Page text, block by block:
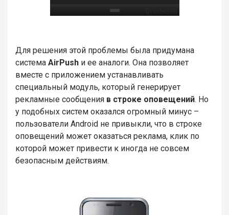
Для решения этой проблемы была придумана
система AirPush и ее аналоги. Она позволяет
вместе с приложением устанавливать
специальный модуль, который генерирует
рекламные сообщения в строке оповещений. Но
у подобных систем оказался огромный минус –
пользователи Android не привыкли, что в строке
оповещений может оказаться реклама, клик по
которой может привести к иногда не совсем
безопасным действиям.